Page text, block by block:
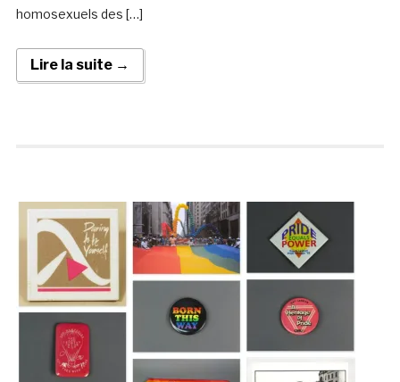
homosexuels des […]
Lire la suite →